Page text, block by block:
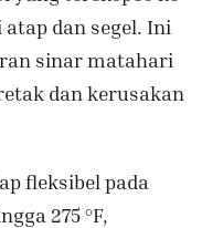
dan segel. Ini
sinar matahari
dan kerusakan
fleksibel pada
275 °F,